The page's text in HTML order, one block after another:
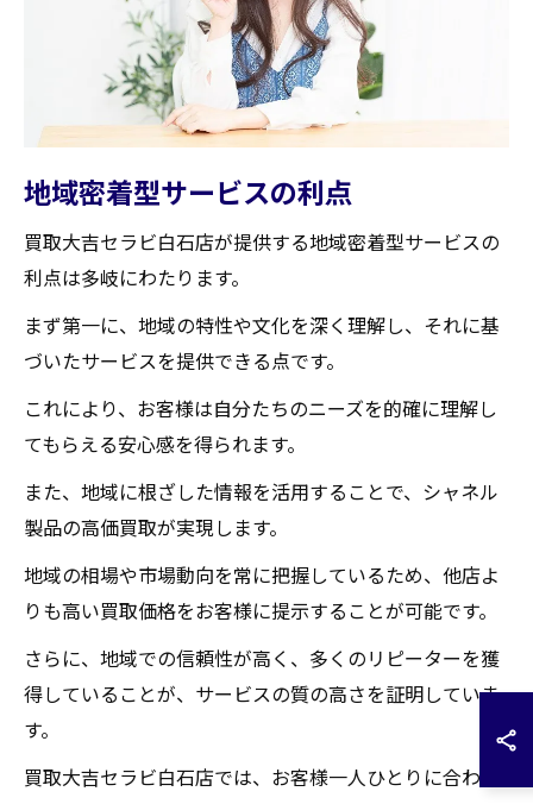
地域密着型サービスの利点
買取大吉セラビ白石店が提供する地域密着型サービスの
利点は多岐にわたります。
まず第一に、地域の特性や文化を深く理解し、それに基
づいたサービスを提供できる点です。
これにより、お客様は自分たちのニーズを的確に理解し
てもらえる安心感を得られます。
また、地域に根ざした情報を活用することで、シャネル
製品の高価買取が実現します。
地域の相場や市場動向を常に把握しているため、他店よ
りも高い買取価格をお客様に提示することが可能です。
さらに、地域での信頼性が高く、多くのリピーターを獲
得していることが、サービスの質の高さを証明していま
す。
買取大吉セラビ白石店では、お客様一人ひとりに合わせ